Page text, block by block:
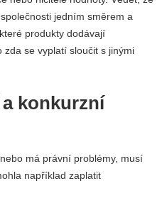
jedním směrem a
produkty dodávají
se vyplatí sloučit s jinými
konkurzní
má právní problémy, musí
například zaplatit